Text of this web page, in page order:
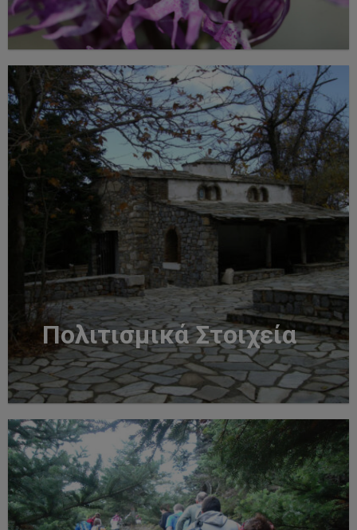
Πολιτισμικά Στοιχεία